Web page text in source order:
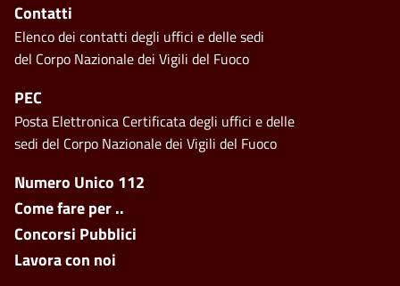
Footer side menu
Numero Unico 112
Come fare per ..
Concorsi Pubblici
Lavora con noi
Contatti
Elenco dei contatti degli uffici e delle sedi
del Corpo Nazionale dei Vigili del Fuoco
PEC
Posta Elettronica Certificata degli uffici e delle
sedi del Corpo Nazionale dei Vigili del Fuoco